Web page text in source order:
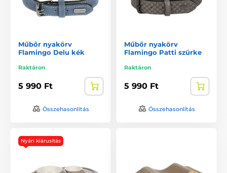
Műbőr nyakörv
Flamingo Delu kék
Raktáron
5 990 Ft
Összehasonlítás
Műbőr nyakörv
Flamingo Patti szürke
Raktáron
5 990 Ft
Összehasonlítás
Nyári kiárusítás